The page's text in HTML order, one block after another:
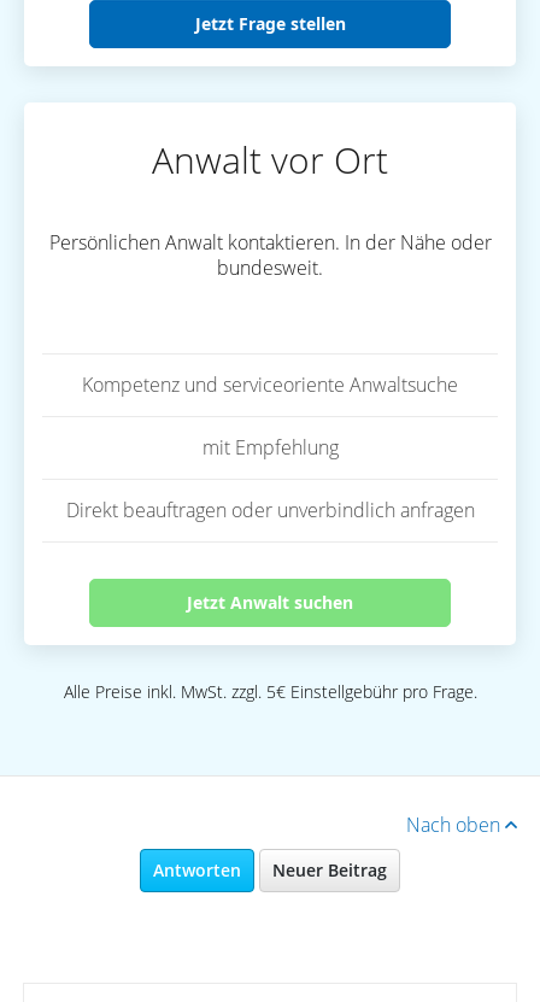
Jetzt Frage stellen
Anwalt vor Ort
Persönlichen Anwalt kontaktieren. In der Nähe oder
bundesweit.
Kompetenz und serviceoriente Anwaltsuche
mit Empfehlung
Direkt beauftragen oder unverbindlich anfragen
Jetzt Anwalt suchen
Alle Preise inkl. MwSt. zzgl. 5€ Einstellgebühr pro Frage.
Nach oben
Antworten Neuer Beitrag